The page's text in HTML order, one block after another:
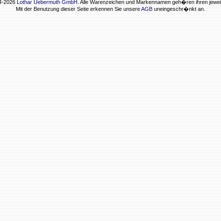
2026 Lothar Uebermuth GmbH . Alle Warenzeichen und Markennamen geh�ren ihren
Mit der Benutzung dieser Seite erkennen Sie unsereAGB uneingeschr�nkt an.